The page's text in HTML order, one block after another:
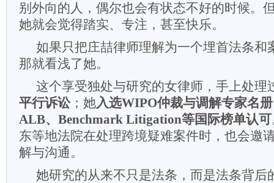
别外向的人，偶尔也会有状态不好的时候。
她就会觉得踏实、专注，甚至快乐。
如果只把庄喆律师理解为一个埋首法条和
那就看浅了她。
这个享受独处与研究的女律师，手上处理
平行诉讼；她入选WIPO仲裁与调解专家名册
ALB、Benchmark Litigation等国际榜单认可
东等地法院在处理跨境疑难案件时，也会邀
解与沟通。
她研究的从来不只是法条，而是法条背后